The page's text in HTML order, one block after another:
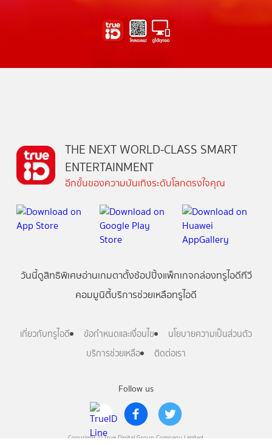
Follow us
Copyright © True Digital Group Company Limited.
THE NEXT WORLD-CLASS SMART
ENTERTAINMENT
อีกขั้นของความบันเทิงระดับโลกตรงใจคุณ
วันนี้ดูสิทธิพิเศษอ่านเกมตาตั้งช้อปปิ้งแพ็กเกจกล่องทรูไอดีทีวี
คอมมูนิตี้บริการช่วยเหลือทรูไอดี
เกี่ยวกับทรูไอดี ข้อกำหนดและเงื่อนไข
นโยบายความเป็นส่วนตัว
บริการช่วยเหลือ
ติดต่อเรา